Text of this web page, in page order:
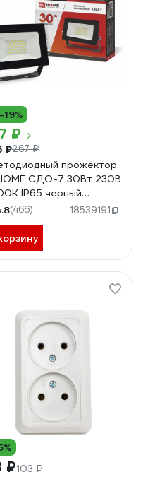
-19%
₽
₽267 ₽
прожектор
СДО-7 30Вт 230В
IP65 черный
(466) 18539191
₽103 ₽